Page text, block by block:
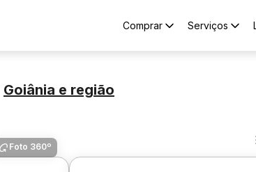
Comprar Serviços
Goiânia e região
Foto 360º